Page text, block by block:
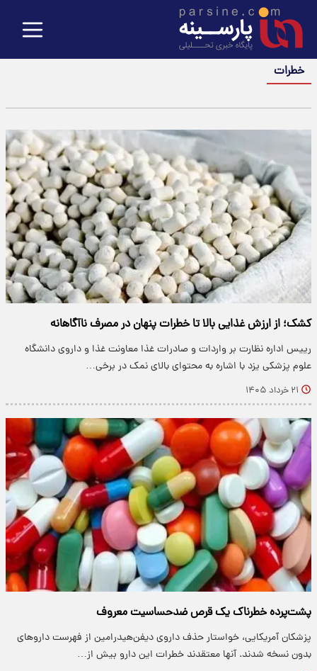
خطرات
کشک؛ از ارزش غذایی بالا تا خطرات پنهان در مصرف ناآگاهانه
رییس اداره نظارت بر واردات و صادرات غذا معاونت غذا و داروی دانشگاه
علوم پزشکی یزد با اشاره به محتوای بالای نمک در برخی…
۲۱ خرداد ۱۴۰۵
پشت‌پرده خطرناک یک قرص ضدحساسیت معروف
پزشکان آمریکایی، خواستار حذف داروی دیفن‌هیدرامین از فهرست داروهای
بدون نسخه شدند. آنها معتقدند خطرات این دارو بیش از…